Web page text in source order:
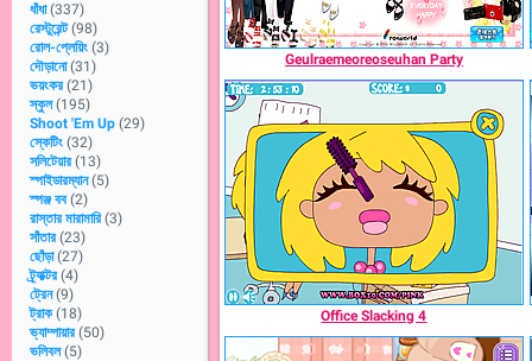
ধাঁধা (337)
রেস্টুরেন্ট (98)
রোল-প্লেয়িং (3)
দৌড়ানো (31)
ভয়ংকর (21)
স্কুল (195)
Shoot 'Em Up (29)
স্কেটিং (32)
সলিটেয়ার (13)
স্পাইডারম্যান (5)
স্পঞ্জ বব (2)
রাস্তার মারামারি (3)
সাঁতার (23)
ছোঁড়া (27)
ট্র্যাক্টর (4)
ট্রেন (9)
ট্রাক (18)
ভ্যাম্পায়ার (50)
ভলিবল (5)
Geulraemeoreoseuhan Party
Office Slacking 4